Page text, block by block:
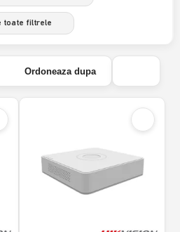
toate filtrele
Ordoneaza dupa